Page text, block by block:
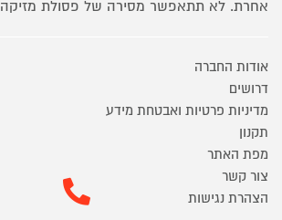
אחרת. לא תתאפשר מסירה של פסולת מזיקה
אודות החברה
דרושים
מדיניות פרטיות ואבטחת מידע
תקנון
מפת האתר
צור קשר
הצהרת נגישות